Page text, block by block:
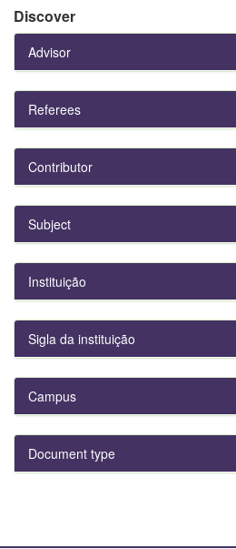
Discover
Advisor
Referees
Contributor
Subject
Instituição
Sigla da instituição
Campus
Document type